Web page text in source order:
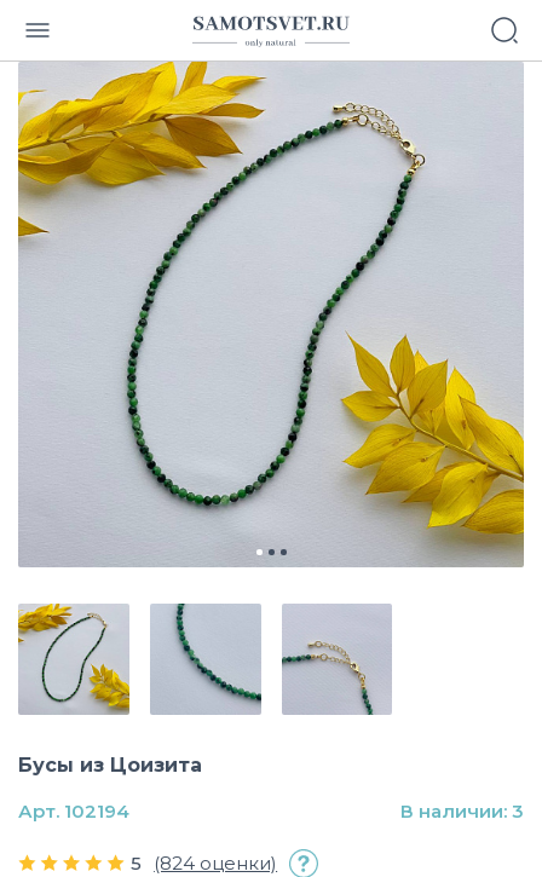
Бусы из Цоизита
5 (824 оценки)
Арт. 102194 В наличии: 3